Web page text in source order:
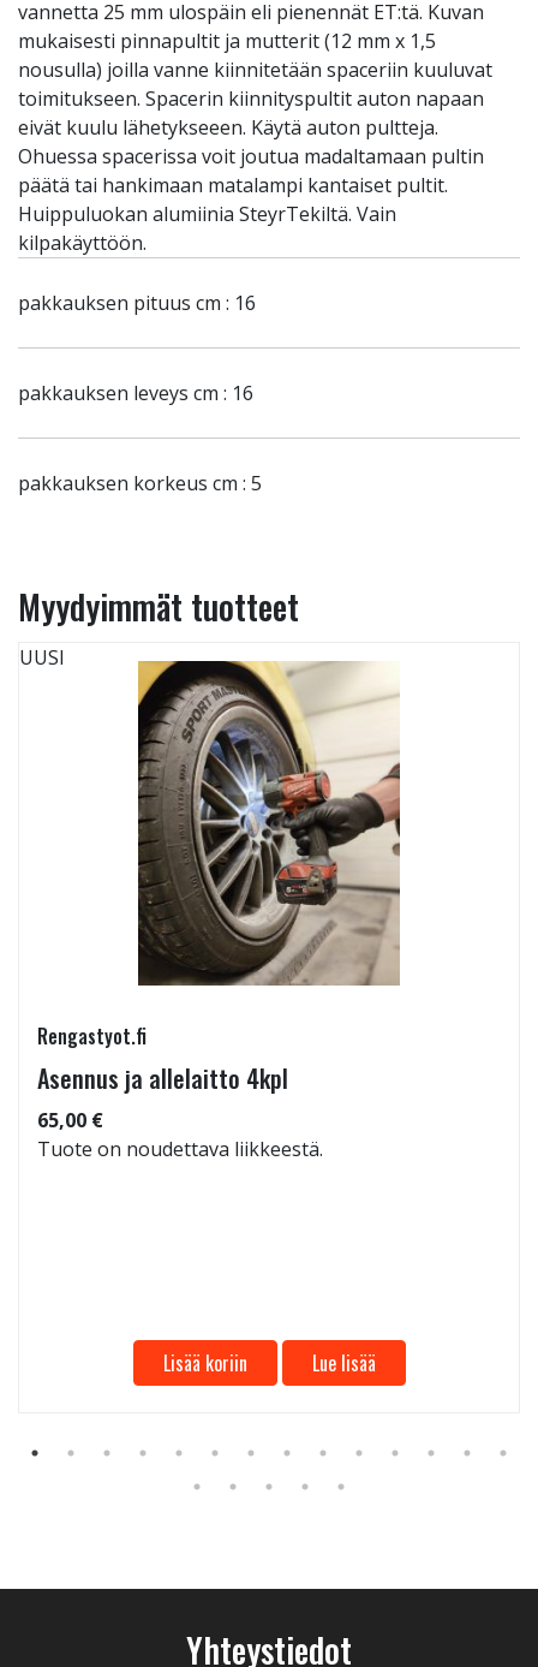
vannetta 25 mm ulospäin eli pienennät ET:tä. Kuvan
mukaisesti pinnapultit ja mutterit (12 mm x 1,5
nousulla) joilla vanne kiinnitetään spaceriin kuuluvat
toimitukseen. Spacerin kiinnityspultit auton napaan
eivät kuulu lähetykseeen. Käytä auton pultteja.
Ohuessa spacerissa voit joutua madaltamaan pultin
päätä tai hankimaan matalampi kantaiset pultit.
Huippuluokan alumiinia SteyrTekiltä. Vain
kilpakäyttöön.
pakkauksen pituus cm : 16
pakkauksen leveys cm : 16
pakkauksen korkeus cm : 5
Myydyimmät tuotteet
UUSI
Rengastyot.fi
Asennus ja allelaitto 4kpl
65,00 €
Tuote on noudettava liikkeestä.
Lisää koriin Lue lisää
Yhteystiedot